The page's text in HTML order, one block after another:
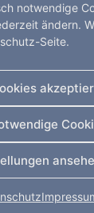
notwendige
ändern.
Seite.
Düsseldorf
Datenschutz